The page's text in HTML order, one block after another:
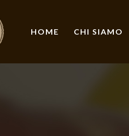
HOME CHI SIAMO